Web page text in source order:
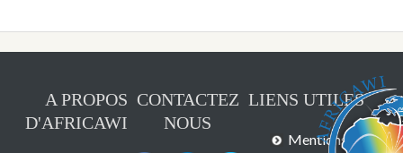
A PROPOS
D'AFRICAWI
CONTACTEZ
NOUS
LIENS UTILES
Mentions légales